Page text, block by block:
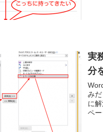
実
分
み
に
ペ